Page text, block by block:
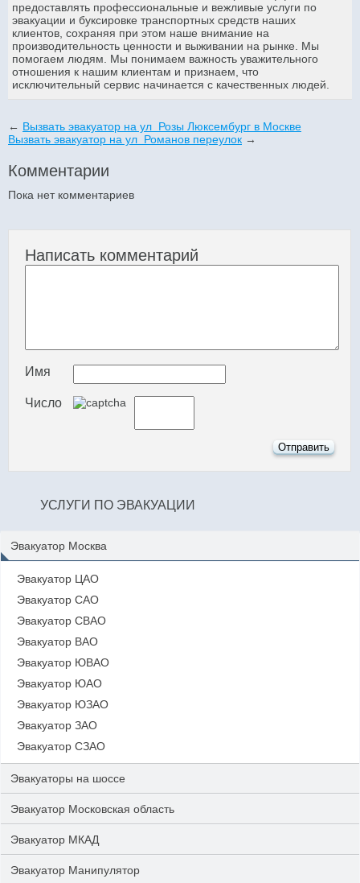
предоставлять профессиональные и вежливые услуги по
эвакуации и буксировке транспортных средств наших
клиентов, сохраняя при этом наше внимание на
производительность ценности и выживании на рынке. Мы
помогаем людям. Мы понимаем важность уважительного
отношения к нашим клиентам и признаем, что
исключительный сервис начинается с качественных людей.
← Вызвать эвакуатор на ул Розы Люксембург в Москве
Вызвать эвакуатор на ул Романов переулок →
Комментарии
Пока нет комментариев
Написать комментарий
Имя
Число
УСЛУГИ ПО ЭВАКУАЦИИ
Эвакуатор Москва
Эвакуатор ЦАО
Эвакуатор САО
Эвакуатор СВАО
Эвакуатор ВАО
Эвакуатор ЮВАО
Эвакуатор ЮАО
Эвакуатор ЮЗАО
Эвакуатор ЗАО
Эвакуатор СЗАО
Эвакуаторы на шоссе
Эвакуатор Московская область
Эвакуатор МКАД
Эвакуатор Манипулятор